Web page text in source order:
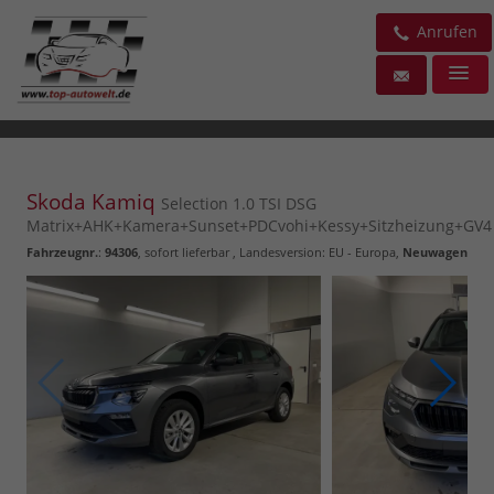
Anrufen
Skoda Kamiq Selection 1.0 TSI DSG
Matrix+AHK+Kamera+Sunset+PDCvohi+Kessy+Sitzheizung+GV4
Fahrzeugnr.: 94306 sofort lieferbar , Landesversion: EU - Europa, Neuwagen